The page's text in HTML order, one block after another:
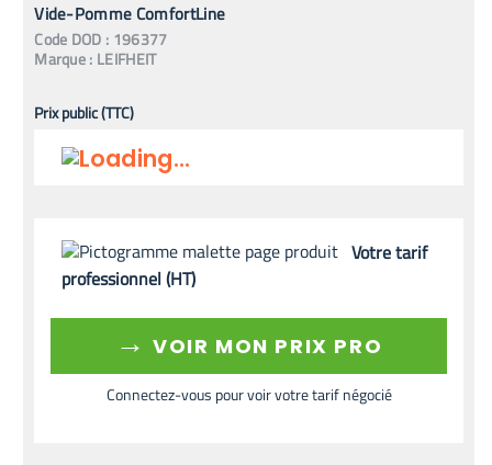
Vide-Pomme ComfortLine
Code DOD : 196377
Marque : LEIFHEIT
Prix public (TTC)
Votre tarif
professionnel (HT)
→ VOIR MON PRIX PRO
Connectez-vous pour voir votre tarif négocié